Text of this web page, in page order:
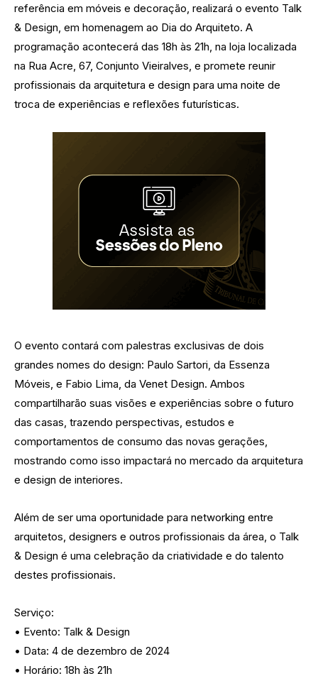
referência em móveis e decoração, realizará o evento Talk
& Design, em homenagem ao Dia do Arquiteto. A
programação acontecerá das 18h às 21h, na loja localizada
na Rua Acre, 67, Conjunto Vieiralves, e promete reunir
profissionais da arquitetura e design para uma noite de
troca de experiências e reflexões futurísticas.
O evento contará com palestras exclusivas de dois
grandes nomes do design: Paulo Sartori, da Essenza
Móveis, e Fabio Lima, da Venet Design. Ambos
compartilharão suas visões e experiências sobre o futuro
das casas, trazendo perspectivas, estudos e
comportamentos de consumo das novas gerações,
mostrando como isso impactará no mercado da arquitetura
e design de interiores.
Além de ser uma oportunidade para networking entre
arquitetos, designers e outros profissionais da área, o Talk
& Design é uma celebração da criatividade e do talento
destes profissionais.
Serviço:
• Evento: Talk & Design
• Data: 4 de dezembro de 2024
• Horário: 18h às 21h